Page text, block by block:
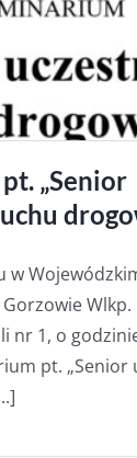
„Senior
w
Wlkp.
nr 1, o
pt. „Senior